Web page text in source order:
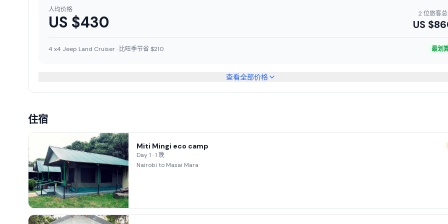
人均价格
US $430 2 位旅客
US $
4 x4 Jeep Land Cruiser · 比旺季节省 $210 最划
查看全部价格
住宿
Miti Mingi eco camp
Day 1 · 1 晚
Nairobi to Masai Mara